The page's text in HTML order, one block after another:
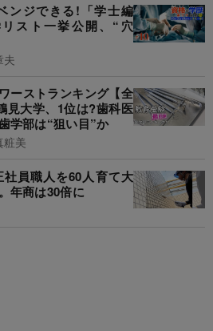
ンジできる!「学士編
スト一挙公開、“穴
夫
ーストランキング【全
見大学、1位は?歯科医
学部は“狙い目”か
粧美
員職人を60人育て大
年商は30倍に